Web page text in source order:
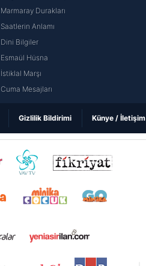
Marmaray Durakları
Saatlerin Anlamı
Dini Bilgiler
Esmaül Hüsna
İstiklal Marşı
Cuma Mesajları
Gizlilik Bildirimi Künye / İletişim